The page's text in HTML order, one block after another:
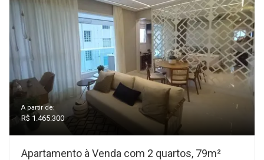
A partir de:
R$ 1.465.300
Apartamento à Venda com 2 quartos, 79m²